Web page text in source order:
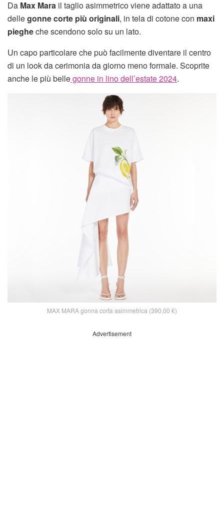
Da Max Mara il taglio asimmetrico viene adattato a una
dellegonne corte più originali, in tela di cotone con maxi
piegheche scendono solo su un lato.
Un capo particolare che può facilmente diventare il centro
di un look da cerimonia da giorno meno formale. Scoprite
anche le più bellegonne in lino dell’estate 2024.
MAX MARA gonna corta asimmetrica (390,00 €)
Advertisement